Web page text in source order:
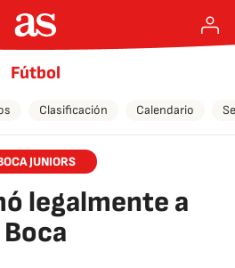
Fútbol
Clasificación Calendario
JUNIORS
legalmente a
Boca